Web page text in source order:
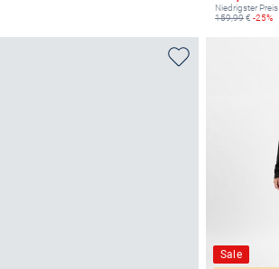
Niedrigster
159,99€ -25%
Sale